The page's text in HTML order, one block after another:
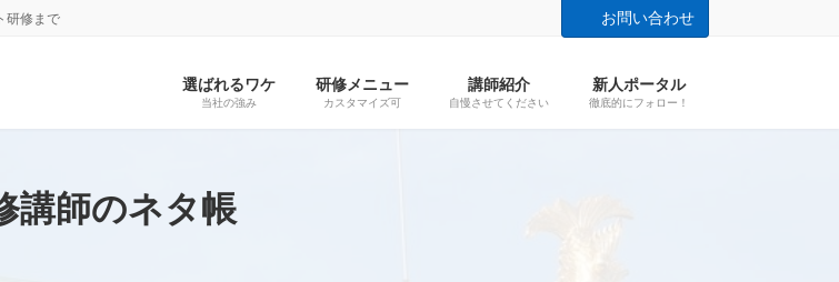
研修まで お問い合わせ
選ばれるワケ
当社の強み
研修メニュー
カスタマイズ可
講師紹介
自慢させてください
新人ポータル
徹底的にフォロー！
講師のネタ帳